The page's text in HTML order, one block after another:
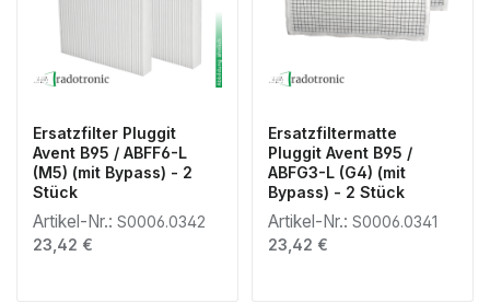
Ersatzfilter Pluggit
Avent B95 / ABFF6-L
(M5) (mit Bypass) - 2
Stück
Artikel-Nr.: S0006.0342
Regulärer Preis:
23,42 €
Ersatzfiltermatte
Pluggit Avent B95 /
ABFG3-L (G4) (mit
Bypass) - 2 Stück
Artikel-Nr.: S0006.0341
Regulärer Preis:
23,42 €